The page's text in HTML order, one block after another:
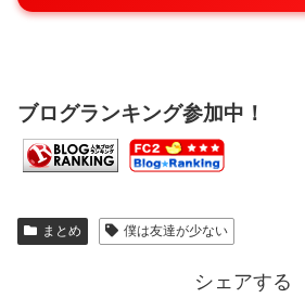
ブログランキング参加中！
まとめ 僕は友達が少ない
シェアする